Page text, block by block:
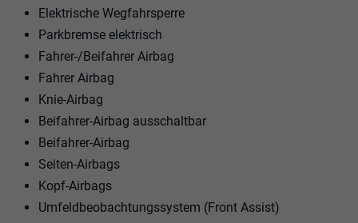
Elektrische Wegfahrsperre
Parkbremse elektrisch
Fahrer-/Beifahrer Airbag
Fahrer Airbag
Knie-Airbag
Beifahrer-Airbag ausschaltbar
Beifahrer-Airbag
Seiten-Airbags
Kopf-Airbags
Umfeldbeobachtungssystem (Front Assist)